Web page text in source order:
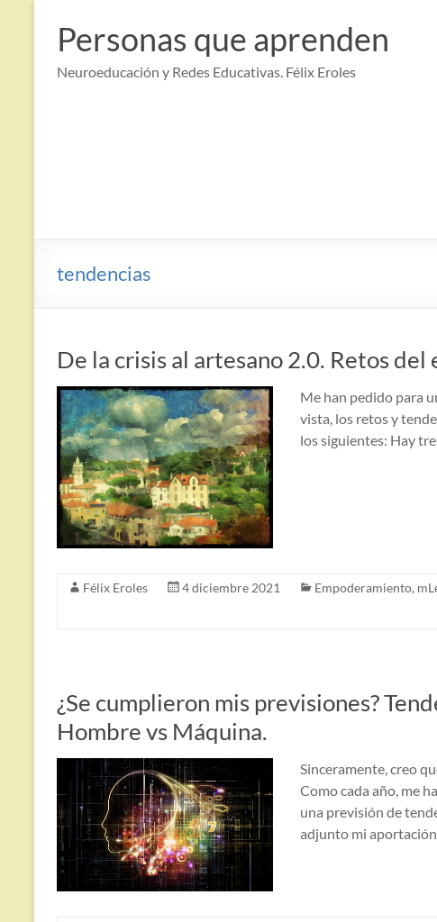
contenido
Personas que aprenden
Neuroeducación y Redes Educativas. Félix Eroles
tendencias
De la crisis al artesano 2.0. Retos del
Me han pedido para
vista, los retos y
los siguientes: Hay
Félix Eroles 4 diciembre 2021 Empoderamiento,
¿Se cumplieron mis previsiones?
Hombre vs Máquina.
Sinceramente, creo
Como cada año, me
una previsión de
adjunto mi